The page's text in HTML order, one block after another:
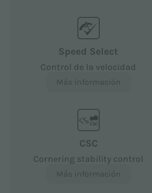
Speed Select
Control de la velocidad
Más información
CSC
Cornering stability control
Más información